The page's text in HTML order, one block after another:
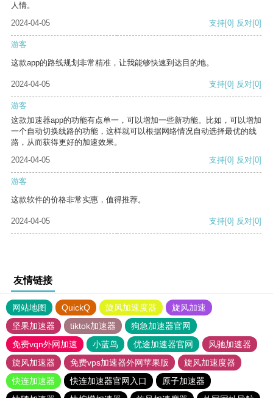
人情。
2024-04-05
支持[0] 反对[0]
游客
这款app的路线规划非常精准，让我能够快速到达目的地。
2024-04-05 支持[0] 反对[0]
游客
这款加速器app的功能有点单一，可以增加一些新功能。比如，可以增加
一个自动切换线路的功能，这样就可以根据网络情况自动选择最优的线
路，从而获得更好的加速效果。
2024-04-05
支持[0] 反对[0]
游客
这款软件的价格非常实惠，值得推荐。
2024-04-05 支持[0] 反对[0]
友情链接
网站地图 QuickQ 旋风加速度器
旋风加速
坚果加速器
tiktok加速器
狗急加速器官网
免费vqn外网加速
小蓝鸟 优途加速器官网
风驰加速器
旋风加速器
免费vps加速器外网苹果版
旋风加速度器
快连加速器
快连加速器官网入口
原子加速器